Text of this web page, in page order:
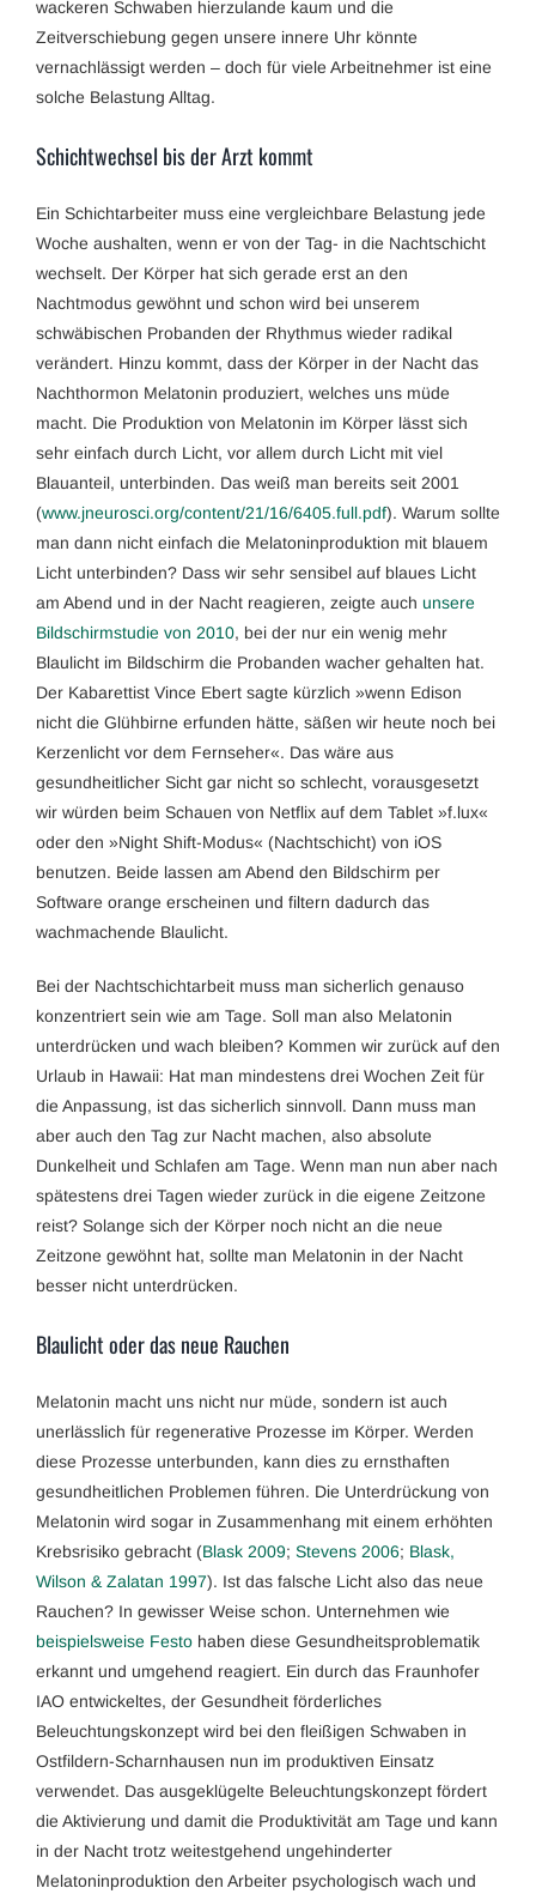
wackeren Schwaben hierzulande kaum und die
Zeitverschiebung gegen unsere innere Uhr könnte
vernachlässigt werden – doch für viele Arbeitnehmer ist eine
solche Belastung Alltag.
Schichtwechsel bis der Arzt kommt
Ein Schichtarbeiter muss eine vergleichbare Belastung jede
Woche aushalten, wenn er von der Tag- in die Nachtschicht
wechselt. Der Körper hat sich gerade erst an den
Nachtmodus gewöhnt und schon wird bei unserem
schwäbischen Probanden der Rhythmus wieder radikal
verändert. Hinzu kommt, dass der Körper in der Nacht das
Nachthormon Melatonin produziert, welches uns müde
macht. Die Produktion von Melatonin im Körper lässt sich
sehr einfach durch Licht, vor allem durch Licht mit viel
Blauanteil, unterbinden. Das weiß man bereits seit 2001
(www.jneurosci.org/content/21/16/6405.full.pdf). Warum sollte
man dann nicht einfach die Melatoninproduktion mit blauem
Licht unterbinden? Dass wir sehr sensibel auf blaues Licht
am Abend und in der Nacht reagieren, zeigte auch unsere
Bildschirmstudie von 2010, bei der nur ein wenig mehr
Blaulicht im Bildschirm die Probanden wacher gehalten hat.
Der Kabarettist Vince Ebert sagte kürzlich »wenn Edison
nicht die Glühbirne erfunden hätte, säßen wir heute noch bei
Kerzenlicht vor dem Fernseher«. Das wäre aus
gesundheitlicher Sicht gar nicht so schlecht, vorausgesetzt
wir würden beim Schauen von Netflix auf dem Tablet »f.lux«
oder den »Night Shift-Modus« (Nachtschicht) von iOS
benutzen. Beide lassen am Abend den Bildschirm per
Software orange erscheinen und filtern dadurch das
wachmachende Blaulicht.
Bei der Nachtschichtarbeit muss man sicherlich genauso
konzentriert sein wie am Tage. Soll man also Melatonin
unterdrücken und wach bleiben? Kommen wir zurück auf den
Urlaub in Hawaii: Hat man mindestens drei Wochen Zeit für
die Anpassung, ist das sicherlich sinnvoll. Dann muss man
aber auch den Tag zur Nacht machen, also absolute
Dunkelheit und Schlafen am Tage. Wenn man nun aber nach
spätestens drei Tagen wieder zurück in die eigene Zeitzone
reist? Solange sich der Körper noch nicht an die neue
Zeitzone gewöhnt hat, sollte man Melatonin in der Nacht
besser nicht unterdrücken.
Blaulicht oder das neue Rauchen
Melatonin macht uns nicht nur müde, sondern ist auch
unerlässlich für regenerative Prozesse im Körper. Werden
diese Prozesse unterbunden, kann dies zu ernsthaften
gesundheitlichen Problemen führen. Die Unterdrückung von
Melatonin wird sogar in Zusammenhang mit einem erhöhten
Krebsrisiko gebracht (Blask 2009; Stevens 2006; Blask,
Wilson & Zalatan 1997). Ist das falsche Licht also das neue
Rauchen? In gewisser Weise schon. Unternehmen wie
beispielsweise Festo haben diese Gesundheitsproblematik
erkannt und umgehend reagiert. Ein durch das Fraunhofer
IAO entwickeltes, der Gesundheit förderliches
Beleuchtungskonzept wird bei den fleißigen Schwaben in
Ostfildern-Scharnhausen nun im produktiven Einsatz
verwendet. Das ausgeklügelte Beleuchtungskonzept fördert
die Aktivierung und damit die Produktivität am Tage und kann
in der Nacht trotz weitestgehend ungehinderter
Melatoninproduktion den Arbeiter psychologisch wach und